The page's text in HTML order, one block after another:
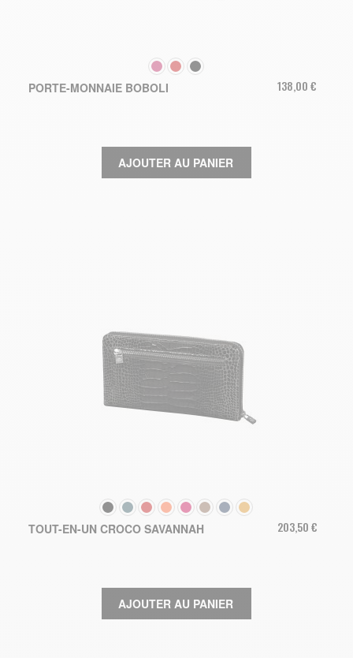
COULEUR
PORTE-MONNAIE BOBOLI 138,00 €
AJOUTER AU PANIER
COULEUR
TOUT-EN-UN CROCO SAVANNAH 203,50 €
AJOUTER AU PANIER